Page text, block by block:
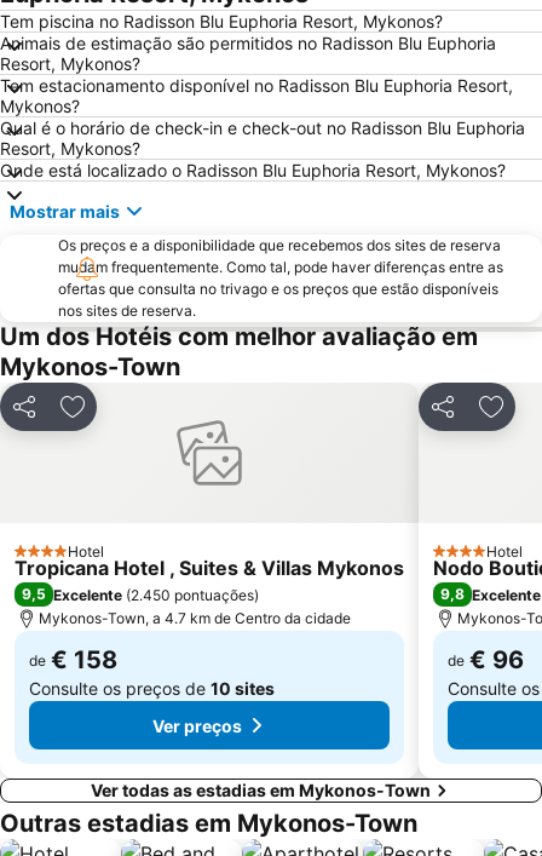
Agia Thalassa
Chryssi Akti
Agrari
Marco Polo
1. Antanaklasis Music Festival Mykonos
Chalandriani
Panagia Filotitisa
Kastraki
Tem piscina no Radisson Blu Euphoria Resort, Mykonos?
Animais de estimação são permitidos no Radisson Blu Euphoria
Resort, Mykonos?
Tem estacionamento disponível no Radisson Blu Euphoria Resort,
Mykonos?
Qual é o horário de check-in e check-out no Radisson Blu Euphoria
Resort, Mykonos?
Onde está localizado o Radisson Blu Euphoria Resort, Mykonos?
Mostrar mais
Os preços e a disponibilidade que recebemos dos sites de reserva
mudam frequentemente. Como tal, pode haver diferenças entre as
ofertas que consulta no trivago e os preços que estão disponíveis
nos sites de reserva.
Um dos Hotéis com melhor avaliação em
Mykonos-Town
PartilharAdicionar aos favoritos
4 Estrelas
Hotel
Tropicana Hotel , Suites & Villas Mykonos
9,5 Excelente (2.450 pontuações)
Mykonos-Town, a 4.7 km de Centro da cidade
de € 158
Consulte os preços de 10 sites
Ver preços
Partilhar
4 Estrelas
Hotel
Nodo
9,8 Excelente
Mykonos-
de € 96
Consulte
Ver todas as estadias em Mykonos-Town
Outras estadias em Mykonos-Town